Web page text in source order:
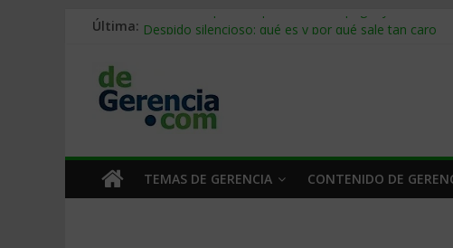
Última: Stablecoins para empresas: cómo pagar y cobrar en
Trabajo forzoso en la cadena de suministro: qué
Mercado hispano de EE. UU.: cómo segmentarlo y
TEMAS DE GERENCIA CONTENIDO DE